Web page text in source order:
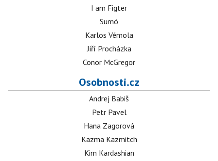
I am Figter
Sumó
Karlos Vémola
Jiří Procházka
Conor McGregor
Osobnosti.cz
Andrej Babiš
Petr Pavel
Hana Zagorová
Kazma Kazmitch
Kim Kardashian